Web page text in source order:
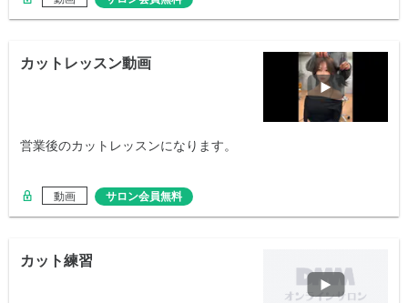
カットレッスン動画
営業後のカットレッスンになります。
動画 サロン会員無料
カット練習